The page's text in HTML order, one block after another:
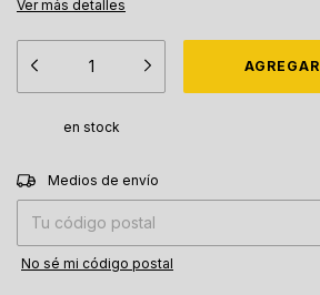
Ver más detalles
en stock
Entregas para el CP:
Medios de envío
No sé mi código postal